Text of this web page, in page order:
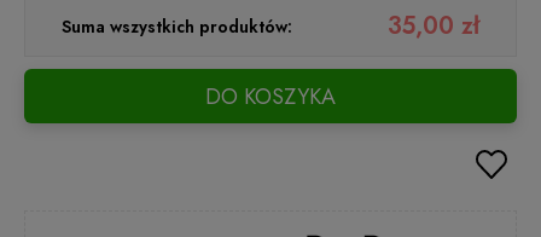
Suma wszystkich produktów: 35,00 zł
DO KOSZYKA